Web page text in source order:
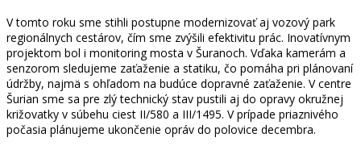
V tomto roku sme stihli postupne modernizovať aj vozový park
regionálnych cestárov, čím sme zvýšili efektivitu prác. Inovatívnym
projektom bol i monitoring mosta v Šuranoch. Vďaka kamerám a
senzorom sledujeme zaťaženie a statiku, čo pomáha pri plánovaní
údržby, najmä s ohľadom na budúce dopravné zaťaženie. V centre
Šurian sme sa pre zlý technický stav pustili aj do opravy okružnej
križovatky v súbehu ciest II/580 a III/1495. V prípade priaznivého
počasia plánujeme ukončenie opráv do polovice decembra.